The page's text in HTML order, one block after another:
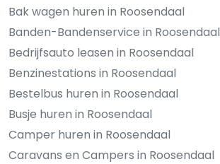
Bak wagen huren in Roosendaal
Banden-Bandenservice in Roosendaal
Bedrijfsauto leasen in Roosendaal
Benzinestations in Roosendaal
Bestelbus huren in Roosendaal
Busje huren in Roosendaal
Camper huren in Roosendaal
Caravans en Campers in Roosendaal